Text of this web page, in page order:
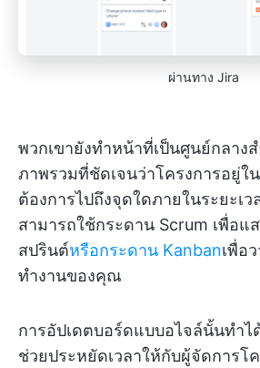
ผ่านทาง Jira
พวกเขายังทำหน้าที่เป็นศูนย์กลาง
ภาพรวมที่ชัดเจนว่าโครงการอยู่ใ
ต้องการไปถึงจุดใดภายในระยะเ
สามารถใช้กระดาน Scrum เพื่อแ
สปรินต์หรือกระดาน Kanbanเพื่อ
ทำงานของคุณ
การอัปเดตบอร์ดแบบอไจล์นั้นทำไ
ช่วยประหยัดเวลาให้กับผู้จัดการโ